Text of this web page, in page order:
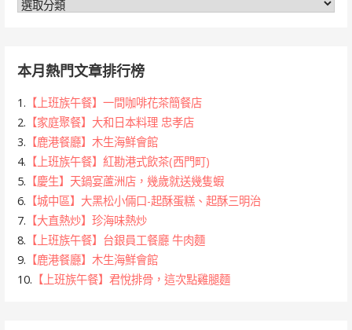
分
本月熱門文章排行榜
1. 【上班族午餐】一間咖啡花茶簡餐店
2. 【家庭聚餐】大和日本料理 忠孝店
3. 【鹿港餐廳】木生海鮮會館
4. 【上班族午餐】紅勘港式飲茶(西門町)
5. 【慶生】天鍋宴蘆洲店，幾歲就送幾隻蝦
6. 【城中區】大黑松小倆口-起酥蛋糕、起酥三明治
7. 【大直熱炒】珍海味熱炒
8. 【上班族午餐】台銀員工餐廳 牛肉麵
9. 【鹿港餐廳】木生海鮮會館
10. 【上班族午餐】君悅排骨，這次點雞腿麵